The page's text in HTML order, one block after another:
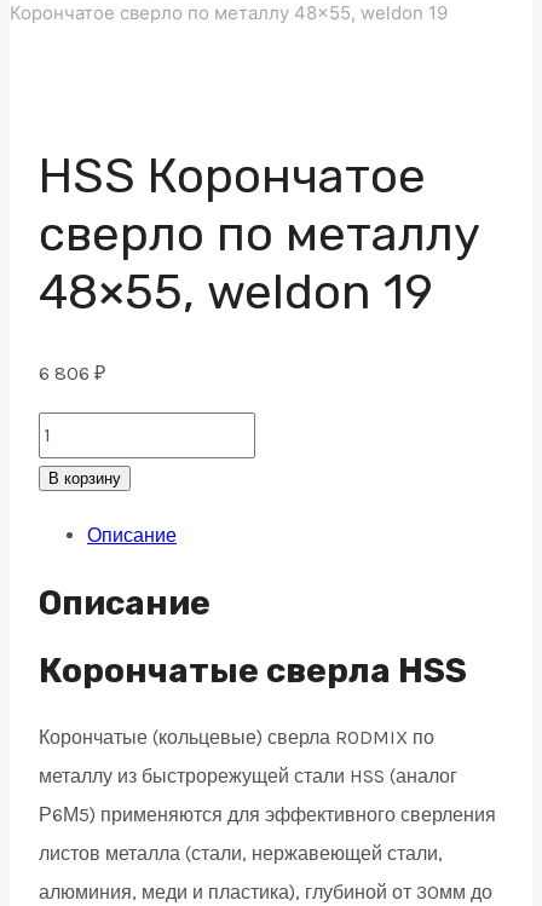
Корончатое сверло по металлу 48×55, weldon 19
HSS Корончатое
сверло по металлу
48×55, weldon 19
6 806 ₽
HSS
Корончатое
weldon
quantity
В корзину
Описание
Описание
Корончатые сверла HSS
Корончатые (кольцевые) сверла RODMIX по
металлу из быстрорежущей стали HSS (аналог
Р6М5) применяются для эффективного сверления
листов металла (стали, нержавеющей стали,
алюминия, меди и пластика), глубиной от 30мм до